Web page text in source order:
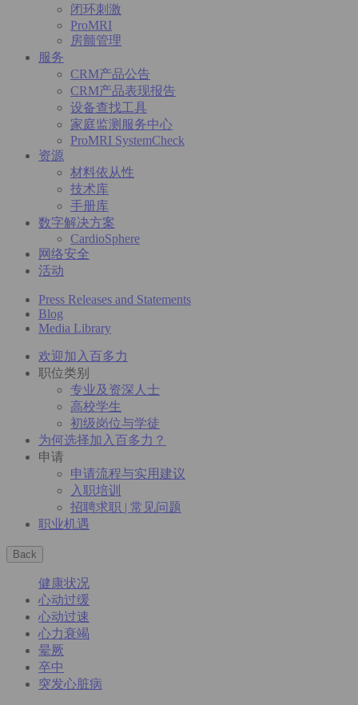
闭环刺激
ProMRI
房颤管理
服务
CRM产品公告
CRM产品表现报告
设备查找工具
家庭监测服务中心
ProMRI SystemCheck
资源
材料依从性
技术库
手册库
数字解决方案
CardioSphere
网络安全
活动
Press Releases and Statements
Blog
Media Library
欢迎加入百多力
职位类别
专业及资深人士
高校学生
初级岗位与学徒
为何选择加入百多力？
申请
申请流程与实用建议
入职培训
招聘求职 | 常见问题
职业机遇
Back
健康状况
心动过缓
心动过速
心力衰竭
晕厥
卒中
突发心脏病